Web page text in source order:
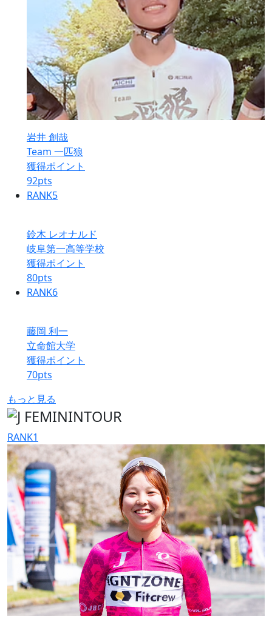
岩井 創哉
Team 一匹狼
獲得ポイント
92pts
RANK5
鈴木 レオナルド
岐阜第一高等学校
獲得ポイント
80pts
RANK6
藤岡 利一
立命館大学
獲得ポイント
70pts
もっと見る
RANK1